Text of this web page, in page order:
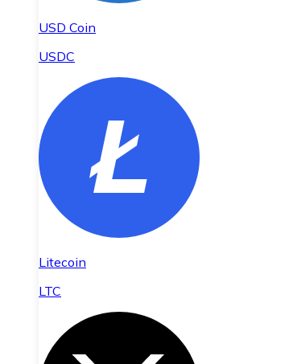
USD Coin
USDC
Litecoin
LTC